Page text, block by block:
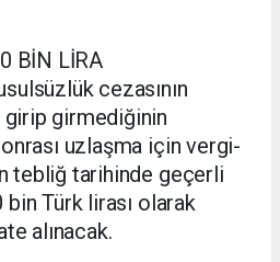
BİN LİRA
cezasının
girip girmediğinin
uzlaşma için vergi-
tebliğ tarihinde geçerli
Türk lirası olarak
alınacak.